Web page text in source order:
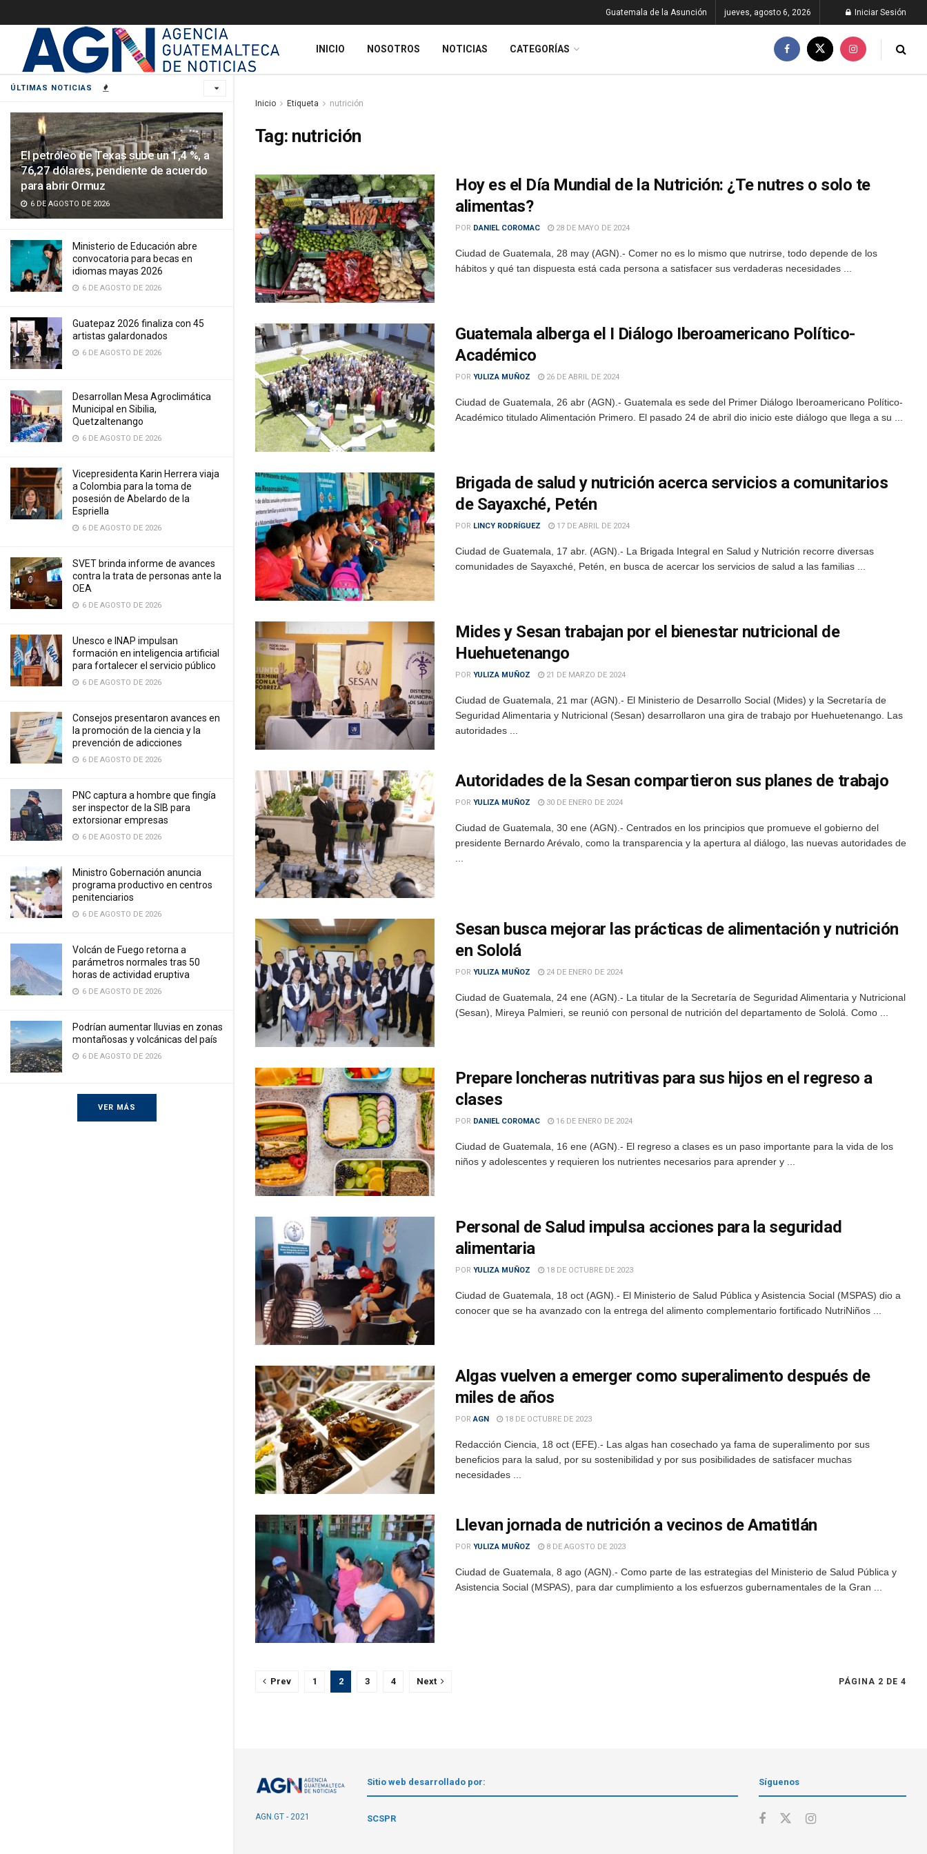
ÚLTIMAS NOTICIAS
El petróleo de Texas sube un 1,4 %, a
76,27 dólares, pendiente de acuerdo
para abrir Ormuz
6 DE AGOSTO DE 2026
Ministerio de Educación abre
convocatoria para becas en
idiomas mayas 2026
6 DE AGOSTO DE 2026
Guatepaz 2026 finaliza con 45
artistas galardonados
6 DE AGOSTO DE 2026
Desarrollan Mesa Agroclimática
Municipal en Sibilia,
Quetzaltenango
6 DE AGOSTO DE 2026
Vicepresidenta Karin Herrera viaja
a Colombia para la toma de
posesión de Abelardo de la
Espriella
6 DE AGOSTO DE 2026
SVET brinda informe de avances
contra la trata de personas ante la
OEA
6 DE AGOSTO DE 2026
Unesco e INAP impulsan
formación en inteligencia artificial
para fortalecer el servicio público
6 DE AGOSTO DE 2026
Consejos presentaron avances en
la promoción de la ciencia y la
prevención de adicciones
6 DE AGOSTO DE 2026
PNC captura a hombre que fingía
ser inspector de la SIB para
extorsionar empresas
6 DE AGOSTO DE 2026
Ministro Gobernación anuncia
programa productivo en centros
penitenciarios
6 DE AGOSTO DE 2026
Volcán de Fuego retorna a
parámetros normales tras 50
horas de actividad eruptiva
6 DE AGOSTO DE 2026
Podrían aumentar lluvias en zonas
montañosas y volcánicas del país
6 DE AGOSTO DE 2026
VER MÁS
Guatemala de la Asunción jueves, agosto 6, 2026 Iniciar Sesión
INICIO NOSOTROS NOTICIAS CATEGORÍAS
Inicio Etiqueta nutrición
Tag: nutrición
Hoy es el Día Mundial de la Nutrición: ¿Te nutres o solo te
alimentas?
POR DANIEL COROMAC 28 DE MAYO DE 2024
Ciudad de Guatemala, 28 may (AGN).- Comer no es lo mismo que nutrirse, todo depende de los
hábitos y qué tan dispuesta está cada persona a satisfacer sus verdaderas necesidades ...
Guatemala alberga el I Diálogo Iberoamericano Político-
Académico
POR YULIZA MUÑOZ 26 DE ABRIL DE 2024
Ciudad de Guatemala, 26 abr (AGN).- Guatemala es sede del Primer Diálogo Iberoamericano Político-
Académico titulado Alimentación Primero. El pasado 24 de abril dio inicio este diálogo que llega a su ...
Brigada de salud y nutrición acerca servicios a comunitarios
de Sayaxché, Petén
POR LINCY RODRÍGUEZ 17 DE ABRIL DE 2024
Ciudad de Guatemala, 17 abr. (AGN).- La Brigada Integral en Salud y Nutrición recorre diversas
comunidades de Sayaxché, Petén, en busca de acercar los servicios de salud a las familias ...
Mides y Sesan trabajan por el bienestar nutricional de
Huehuetenango
POR YULIZA MUÑOZ 21 DE MARZO DE 2024
Ciudad de Guatemala, 21 mar (AGN).- El Ministerio de Desarrollo Social (Mides) y la Secretaría de
Seguridad Alimentaria y Nutricional (Sesan) desarrollaron una gira de trabajo por Huehuetenango. Las
autoridades ...
Autoridades de la Sesan compartieron sus planes de trabajo
POR YULIZA MUÑOZ 30 DE ENERO DE 2024
Ciudad de Guatemala, 30 ene (AGN).- Centrados en los principios que promueve el gobierno del
presidente Bernardo Arévalo, como la transparencia y la apertura al diálogo, las nuevas autoridades de
Sesan busca mejorar las prácticas de alimentación y nutrición
en Sololá
POR YULIZA MUÑOZ 24 DE ENERO DE 2024
Ciudad de Guatemala, 24 ene (AGN).- La titular de la Secretaría de Seguridad Alimentaria y Nutricional
(Sesan), Mireya Palmieri, se reunió con personal de nutrición del departamento de Sololá. Como ...
Prepare loncheras nutritivas para sus hijos en el regreso a
clases
POR DANIEL COROMAC 16 DE ENERO DE 2024
Ciudad de Guatemala, 16 ene (AGN).- El regreso a clases es un paso importante para la vida de los
niños y adolescentes y requieren los nutrientes necesarios para aprender y ...
Personal de Salud impulsa acciones para la seguridad
alimentaria
POR YULIZA MUÑOZ 18 DE OCTUBRE DE 2023
Ciudad de Guatemala, 18 oct (AGN).- El Ministerio de Salud Pública y Asistencia Social (MSPAS) dio a
conocer que se ha avanzado con la entrega del alimento complementario fortificado NutriNiños ...
Algas vuelven a emerger como superalimento después de
miles de años
POR AGN 18 DE OCTUBRE DE 2023
Redacción Ciencia, 18 oct (EFE).- Las algas han cosechado ya fama de superalimento por sus
beneficios para la salud, por su sostenibilidad y por sus posibilidades de satisfacer muchas
necesidades ...
Llevan jornada de nutrición a vecinos de Amatitlán
POR YULIZA MUÑOZ 8 DE AGOSTO DE 2023
Ciudad de Guatemala, 8 ago (AGN).- Como parte de las estrategias del Ministerio de Salud Pública y
Asistencia Social (MSPAS), para dar cumplimiento a los esfuerzos gubernamentales de la Gran ...
PÁGINA 2 DE 4
Prev 1 2 3 4 Next
AGN.GT - 2021
Sitio web desarrollado por:
SCSPR
Síguenos